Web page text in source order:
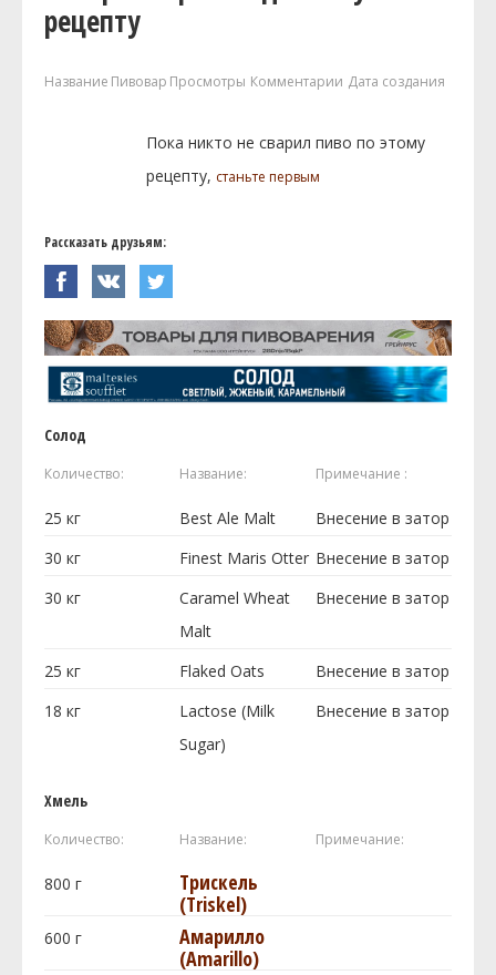
рецепту
Название Пивовар Просмотры Комментарии Дата создания
Пока никто не сварил пиво по этому
рецепту, станьте первым
Рассказать друзьям:
Солод
Количество: Название: Примечание :
25 кг Best Ale Malt
Внесение в затор
30 кг Finest Maris Otter Внесение в затор
30 кг
Caramel Wheat
Malt
Внесение в затор
25 кг Flaked Oats
Внесение в затор
18 кг
Lactose (Milk
Sugar)
Внесение в затор
Хмель
Количество: Название: Примечание:
800 г
Трискель
(Triskel)
600 г
Амарилло
(Amarillo)